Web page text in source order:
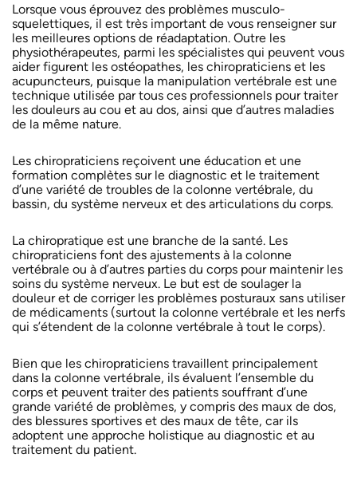
Lorsque vous éprouvez des problèmes musculo-
squelettiques, il est très important de vous renseigner sur
les meilleures options de réadaptation. Outre les
physiothérapeutes, parmi les spécialistes qui peuvent vous
aider figurent les ostéopathes, les chiropraticiens et les
acupuncteurs, puisque la manipulation vertébrale est une
technique utilisée par tous ces professionnels pour traiter
les douleurs au cou et au dos, ainsi que d’autres maladies
de la même nature.
Les chiropraticiens reçoivent une éducation et une
formation complètes sur le diagnostic et le traitement
d’une variété de troubles de la colonne vertébrale, du
bassin, du système nerveux et des articulations du corps.
La chiropratique est une branche de la santé. Les
chiropraticiens font des ajustements à la colonne
vertébrale ou à d’autres parties du corps pour maintenir les
soins du système nerveux. Le but est de soulager la
douleur et de corriger les problèmes posturaux sans utiliser
de médicaments (surtout la colonne vertébrale et les nerfs
qui s’étendent de la colonne vertébrale à tout le corps).
Bien que les chiropraticiens travaillent principalement
dans la colonne vertébrale, ils évaluent l’ensemble du
corps et peuvent traiter des patients souffrant d’une
grande variété de problèmes, y compris des maux de dos,
des blessures sportives et des maux de tête, car ils
adoptent une approche holistique au diagnostic et au
traitement du patient.